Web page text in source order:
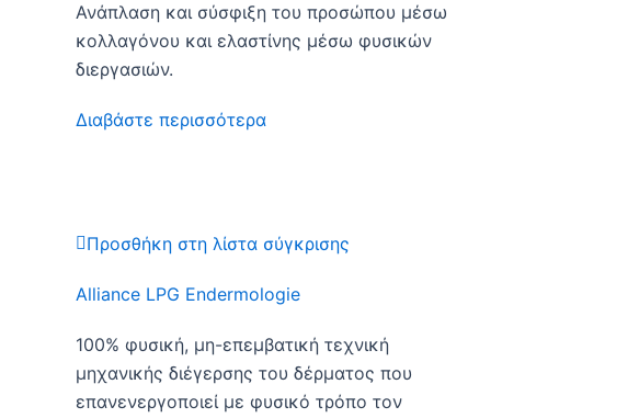
Ανάπλαση και σύσφιξη του προσώπου μέσω
κολλαγόνου και ελαστίνης μέσω φυσικών
διεργασιών.
Διαβάστε περισσότερα
Προσθήκη στη λίστα σύγκρισης
Alliance LPG Endermologie
100% φυσική, μη-επεμβατική τεχνική
μηχανικής διέγερσης του δέρματος που
επανενεργοποιεί με φυσικό τρόπο τον